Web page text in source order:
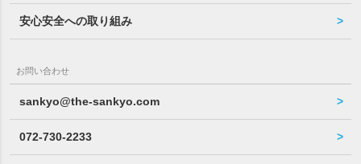
安心安全への取り組み
お問い合わせ
sankyo@the-sankyo.com
072-730-2233